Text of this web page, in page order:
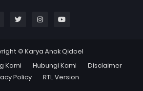
© Karya Anak Qidoel
Kami Hubungi Kami
Disclaimer
Policy
RTL Version